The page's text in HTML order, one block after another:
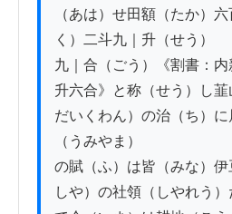
（あは）せ田額（たか）
く）二斗九｜升（せう）
九｜合（ごう）《割書：
升六合》と称（せう）し韮
だいくわん）の治（ち）
（うみやま）
の賦（ふ）は皆（みな）
しや）の社領（しやれう